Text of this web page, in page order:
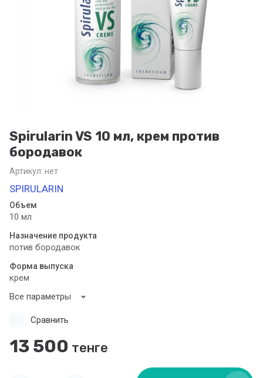
Spirularin VS 10 мл, крем против
бородавок
Артикул: нет
SPIRULARIN
Объем
10 мл
Назначение продукта
потив бородавок
Форма выпуска
крем
Все параметры
13 500 тенге
Сравнить